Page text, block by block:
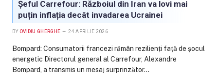
Șeful Carrefour: Războiul din Iran va lovi mai
puțin inflația decât invadarea Ucrainei
BY OVIDIU GHERGHE 24 APRILIE 2026
Bompard: Consumatorii francezi rămân rezilienți față de șocul
energetic Directorul general al Carrefour, Alexandre
Bompard, a transmis un mesaj surprinzător…